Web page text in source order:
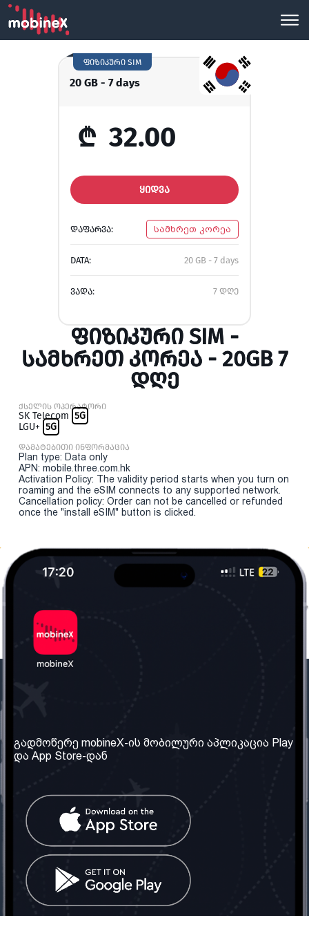
20 GB - 7 days
ფიზიკური SIM
₾ 32.00
ᲧᲘᲓᲕᲐ
ᲓᲐᲤᲐᲠᲕᲐ: სამხრეთ კორეა
DATA: 20 GB - 7 days
ᲕᲐᲓᲐ: 7 დღე
ᲤᲘᲖᲘᲙᲣᲠᲘ SIM -
ᲡᲐᲛᲮᲠᲔᲗ ᲙᲝᲠᲔᲐ - 20GB 7
ᲓᲦᲔ
ქსელის ოპერატორი
SK Telecom 5G
LGU+ 5G
დამატებითი ინფორმაცია
Plan type: Data only
APN: mobile.three.com.hk
Activation Policy: The validity period starts when you turn on
roaming and the eSIM connects to any supported network.
Cancellation policy: Order can not be cancelled or refunded
once the "install eSIM" button is clicked.
ჩვენ შესახებ
ჩვენი სერვისები
წესები და პირობები
კითხვები
კონტაქტი
საქართველო: თბილისი
ტელ: 032 2 04 00 50
ელ. ფოსტა:
info@mobinex.ge
სოციალური ქსელი
გადმოწერე mobineX-ის მობილური აპლიკაცია Play
და App Store-დან